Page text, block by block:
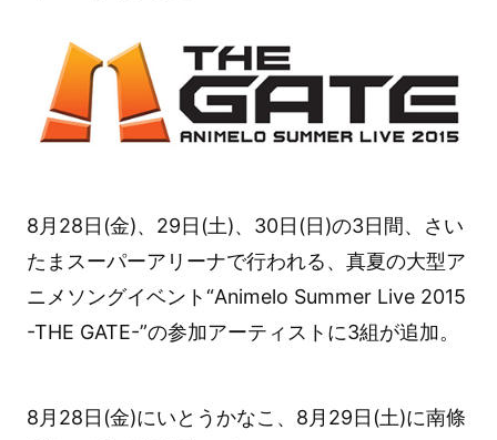
8月28日(金)、29日(土)、30日(日)の3日間、さい
たまスーパーアリーナで⾏われる、真夏の大型ア
ニメソングイベント“Animelo Summer Live 2015
-THE GATE-”の参加アーティストに3組が追加。
8月28日(⾦)にいとうかなこ、8月29日(土)に南條